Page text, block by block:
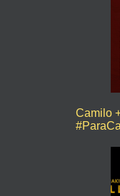
Camilo